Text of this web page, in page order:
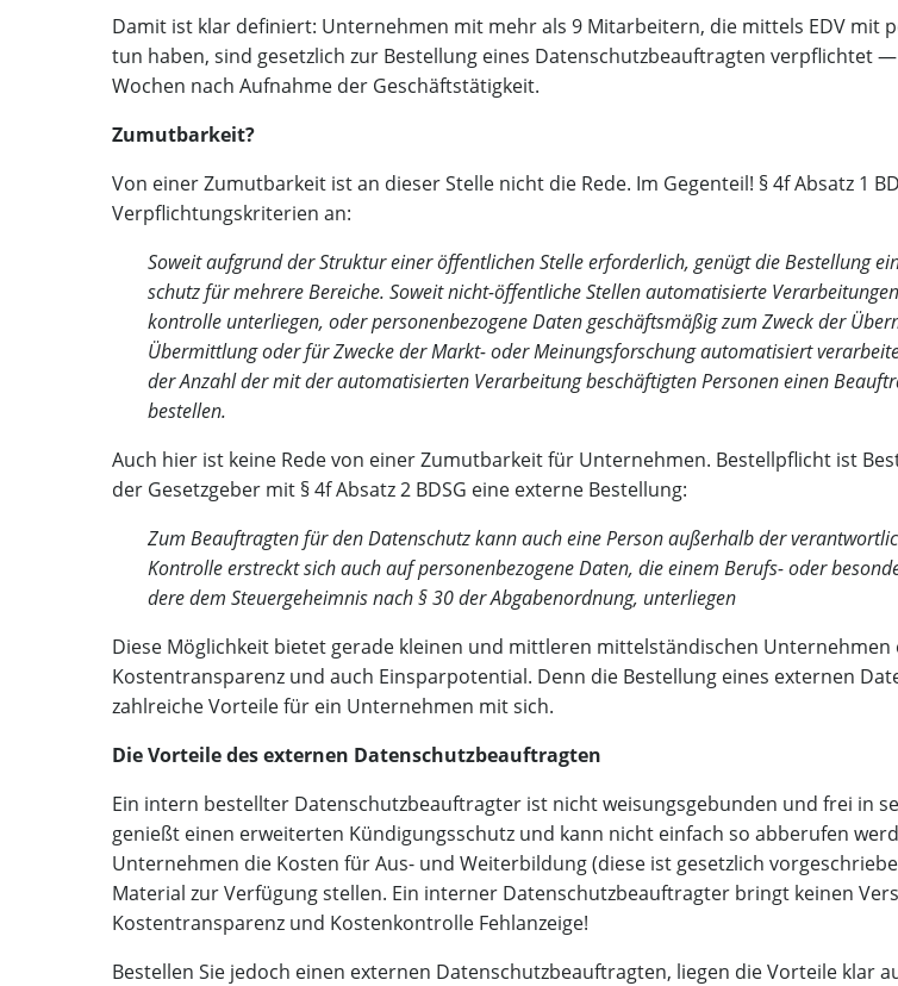
Damit ist klar defi­niert: Unter­neh­men mit mehr als 9 Mit­ar­bei­tern, die mit­tels EDV mit
tun haben, sind gesetz­lich zur Bestel­lung eines Daten­schutz­be­auf­trag­ten ver­pflich­tet
Wochen nach Auf­nah­me der Geschäftstätigkeit.
Zumut­bar­keit?
Von einer Zumut­bar­keit ist an die­ser Stel­le nicht die Rede. Im Gegen­teil! § 4f Absatz 1
Ver­pflich­tungs­kri­te­ri­en an:
Soweit auf­grund der Struk­tur einer öffent­li­chen Stel­le erfor­der­lich, genügt die Bestel­lung
schutz für meh­re­re Berei­che. Soweit nicht-öffent­li­che Stel­len auto­ma­ti­sier­te
kon­trol­le unter­lie­gen, oder per­so­nen­be­zo­ge­ne Daten geschäfts­mä­ßig zum Zweck der
Über­mitt­lung oder für Zwe­cke der Markt- oder Mei­nungs­for­schung auto­ma­ti­siert
der Anzahl der mit der auto­ma­ti­sier­ten Ver­ar­bei­tung beschäf­tig­ten Per­so­nen einen
bestellen.
Auch hier ist kei­ne Rede von einer Zumut­bar­keit für Unter­neh­men. Bestell­pflicht ist
der Gesetz­ge­ber mit § 4f Absatz 2 BDSG eine exter­ne Bestellung:
Zum Beauf­trag­ten für den Daten­schutz kann auch eine Per­son außer­halb der
Kon­trol­le erstreckt sich auch auf per­so­nen­be­zo­ge­ne Daten, die einem Berufs- oder
de­re dem Steu­er­ge­heim­nis nach § 30 der Abga­ben­ord­nung, unterliegen
Die­se Mög­lich­keit bie­tet gera­de klei­nen und mitt­le­ren mit­tel­stän­di­schen Unter­neh­men
Kos­ten­trans­pa­renz und auch Ein­spar­po­ten­ti­al. Denn die Bestel­lung eines exter­nen
zahl­rei­che Vor­tei­le für ein Unter­neh­men mit sich.
Die Vor­tei­le des exter­nen Datenschutzbeauftragten
Ein intern bestell­ter Daten­schutz­be­auf­trag­ter ist nicht wei­sungs­ge­bun­den und frei in
genießt einen erwei­ter­ten Kün­di­gungs­schutz und kann nicht ein­fach so abbe­ru­fen
Unter­neh­men die Kos­ten für Aus- und Wei­ter­bil­dung (die­se ist gesetz­lich
Mate­ri­al zur Ver­fü­gung stel­len. Ein inter­ner Daten­schutz­be­auf­trag­ter bringt kei­nen
Kos­ten­trans­pa­renz und Kos­ten­kon­trol­le Fehlanzeige!
Bestel­len Sie jedoch einen exter­nen Daten­schutz­be­auf­trag­ten, lie­gen die Vor­tei­le klar